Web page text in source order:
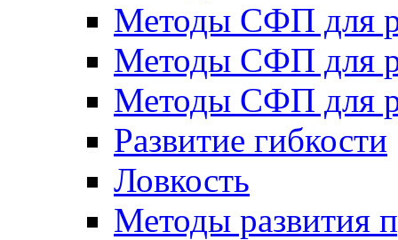
Методы СФП для
Методы СФП для
Методы СФП для
Развитие гибкости
Ловкость
Методы развития